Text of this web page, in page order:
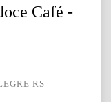
Café -
RS